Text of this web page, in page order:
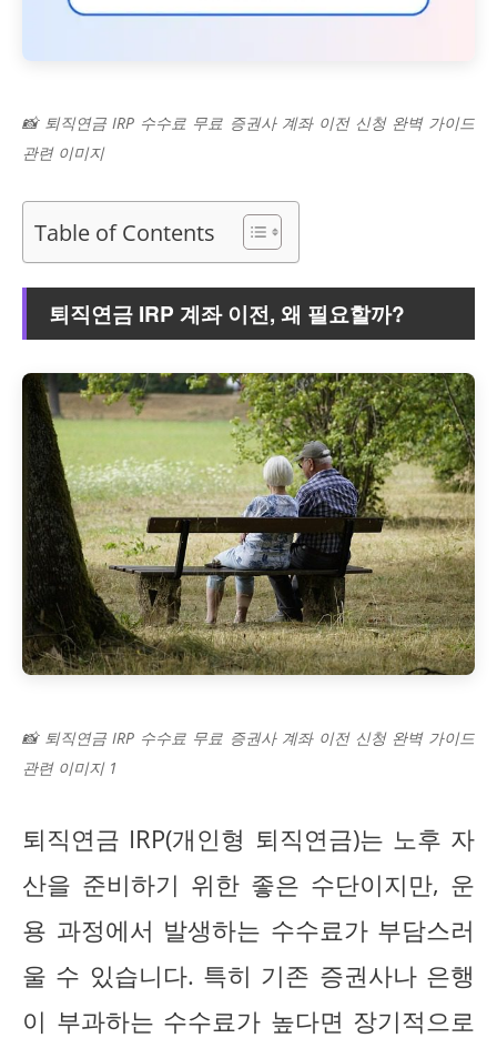
📸 퇴직연금 IRP 수수료 무료 증권사 계좌 이전 신청 완벽 가이드
관련 이미지
Table of Contents
퇴직연금 IRP 계좌 이전, 왜 필요할까?
📸 퇴직연금 IRP 수수료 무료 증권사 계좌 이전 신청 완벽 가이드
관련 이미지 1
퇴직연금 IRP(개인형 퇴직연금)는 노후 자
산을 준비하기 위한 좋은 수단이지만, 운
용 과정에서 발생하는 수수료가 부담스러
울 수 있습니다. 특히 기존 증권사나 은행
이 부과하는 수수료가 높다면 장기적으로